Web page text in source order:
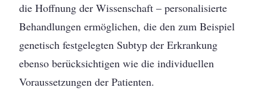
die Hoffnung der Wissenschaft – personalisierte
Behandlungen ermöglichen, die den zum Beispiel
genetisch festgelegten Subtyp der Erkrankung
ebenso berücksichtigen wie die individuellen
Voraussetzungen der Patienten.